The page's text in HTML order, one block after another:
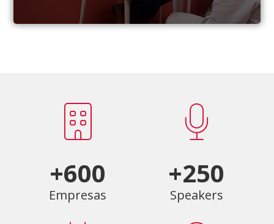
+600
Empresas
+250
Speakers